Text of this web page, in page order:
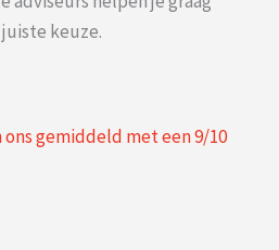
keuze.
gemiddeld met een9/10